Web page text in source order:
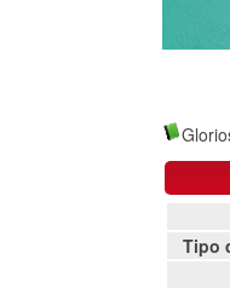
Tipo